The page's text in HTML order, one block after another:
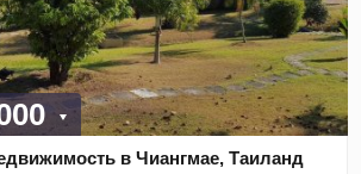
в Чиангмае, Таиланд